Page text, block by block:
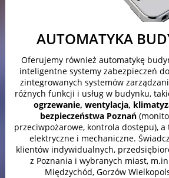
AUTOMATYKA
Oferujemy również automatykę
inteligentne systemy zabezpieczeń
zintegrowanych systemów
różnych funkcji i usług w budynku,
ogrzewanie, wentylacja,
bezpieczeństwa Poznań
przeciwpożarowe, kontrola dostępu), a
elektryczne i mechaniczne.
klientów indywidualnych,
z Poznania i wybranych miast,
Międzychód, Gorzów